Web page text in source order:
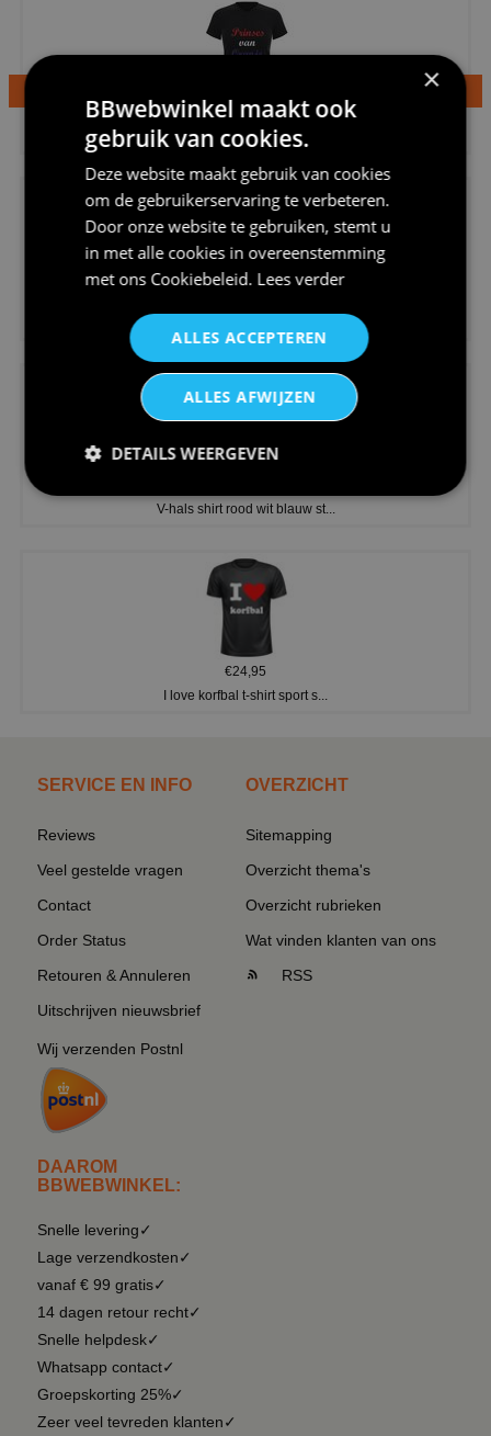
€24,95
Dames v hals t-shirt prinses v...
V-hals shirt rood wit blauw st...
€24,95
I love korfbal t-shirt sport s...
SERVICE EN INFO
Reviews
Veel gestelde vragen
Contact
Order Status
Retouren & Annuleren
Uitschrijven nieuwsbrief
Wij verzenden Postnl
DAAROM
BBWEBWINKEL:
Snelle levering✓
Lage verzendkosten✓
vanaf € 99 gratis✓
14 dagen retour recht✓
Snelle helpdesk✓
Whatsapp contact✓
Groepskorting 25%✓
Zeer veel tevreden klanten✓
OVERZICHT
Sitemapping
Overzicht thema's
Overzicht rubrieken
Wat vinden klanten van ons
RSS
×
BBwebwinkel maakt ook
gebruik van cookies.
Deze website maakt gebruik van cookies
om de gebruikerservaring te verbeteren.
Door onze website te gebruiken, stemt u
in met alle cookies in overeenstemming
met ons Cookiebeleid. Lees verder
ALLES ACCEPTEREN
ALLES AFWIJZEN
DETAILS WEERGEVEN